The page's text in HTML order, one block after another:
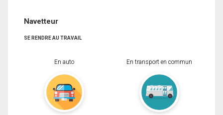
Navetteur
SE RENDRE AU TRAVAIL
En auto En transport en commun